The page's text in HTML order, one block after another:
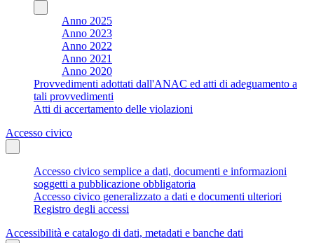
Anno 2025
Anno 2023
Anno 2022
Anno 2021
Anno 2020
Provvedimenti adottati dall'ANAC ed atti di adeguamento a
tali provvedimenti
Atti di accertamento delle violazioni
Accesso civico
Accesso civico semplice a dati, documenti e informazioni
soggetti a pubblicazione obbligatoria
Accesso civico generalizzato a dati e documenti ulteriori
Registro degli accessi
Accessibilità e catalogo di dati, metadati e banche dati